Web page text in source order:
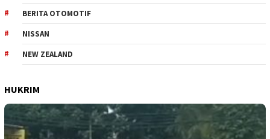
BERITA OTOMOTIF
NISSAN
NEW ZEALAND
HUKRIM